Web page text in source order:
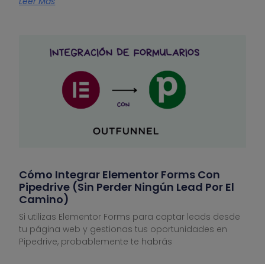
Cómo Integrar Elementor Forms Con
Pipedrive (sin Perder Ningún Lead Por El
Camino)
Si utilizas Elementor Forms para captar leads desde
tu página web y gestionas tus oportunidades en
Pipedrive, probablemente te habrás